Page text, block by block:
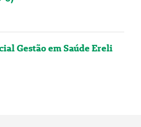
Gestão em Saúde Ereli